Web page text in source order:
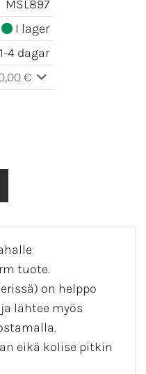
MSL897
I lager
1-4 dagar
€
tuote.
on helppo
lähtee myös
eikä kolise pitkin